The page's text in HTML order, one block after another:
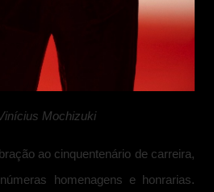
Mochizuki
ao cinquentenário de carreira,
homenagens e honrarias.